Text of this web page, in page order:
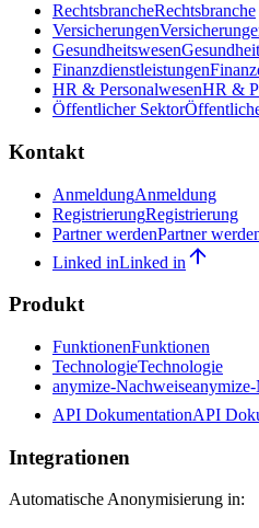
RechtsbrancheRechtsbranche
Versicherungen
Gesundheitswesen
Finanzdienstleistungen
HR & PersonalwesenHR &
Öffentlicher Sektor
Kontakt
AnmeldungAnmeldung
RegistrierungRegistrierung
Partner werdenPartner
Linked inLinked in
Produkt
FunktionenFunktionen
TechnologieTechnologie
anymize-Nachweise
API DokumentationAPI
Integrationen
Automatische Anonymisierung in: